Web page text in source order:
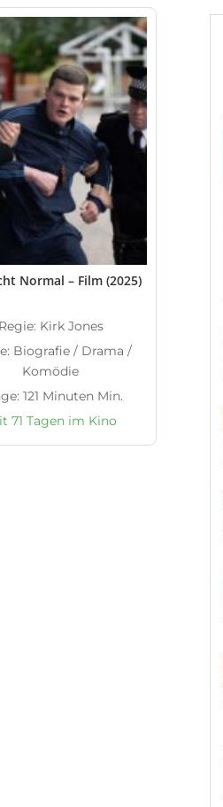
Normal – Film (2025)
Regie: Kirk Jones
Biografie / Drama /
Komödie
121 Minuten Min.
71 Tagen im Kino